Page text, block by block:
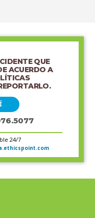
QUE
ACUERDO A
24/7